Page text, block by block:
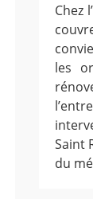
Chez
les
Saint
du